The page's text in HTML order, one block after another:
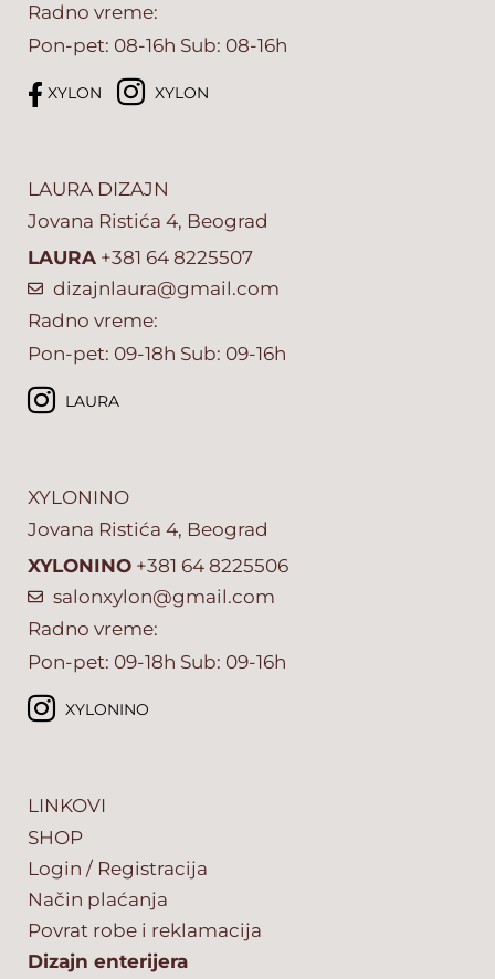
Radno vreme:
Pon-pet: 08-16h Sub: 08-16h
XYLON XYLON
LAURA DIZAJN
Jovana Ristića 4, Beograd
LAURA +381 64 8225507
dizajnlaura@gmail.com
Radno vreme:
Pon-pet: 09-18h Sub: 09-16h
LAURA
XYLONINO
Jovana Ristića 4, Beograd
XYLONINO +381 64 8225506
salonxylon@gmail.com
Radno vreme:
Pon-pet: 09-18h Sub: 09-16h
XYLONINO
LINKOVI
SHOP
Login / Registracija
Način plaćanja
Povrat robe i reklamacija
Dizajn enterijera